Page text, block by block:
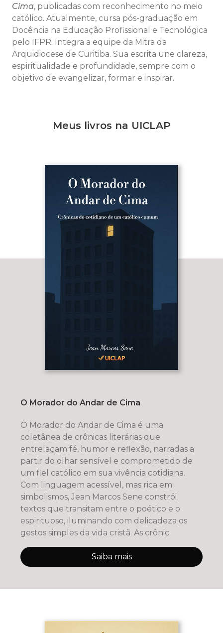
Cima, publicadas com reconhecimento no meio
católico. Atualmente, cursa pós-graduação em
Docência na Educação Profissional e Tecnológica
pelo IFPR. Integra a equipe da Mitra da
Arquidiocese de Curitiba. Sua escrita une clareza,
espiritualidade e profundidade, sempre com o
objetivo de evangelizar, formar e inspirar.
Meus livros na UICLAP
O Morador do Andar de Cima
O Morador do Andar de Cima é uma
coletânea de crônicas literárias que
entrelaçam fé, humor e reflexão, narradas a
partir do olhar sensível e comprometido de
um fiel católico em sua vivência cotidiana.
Com linguagem acessível, mas rica em
simbolismos, Jean Marcos Sene constrói
textos que transitam entre o poético e o
espirituoso, iluminando com delicadeza os
gestos simples da vida cristã. As crônic
Saiba mais